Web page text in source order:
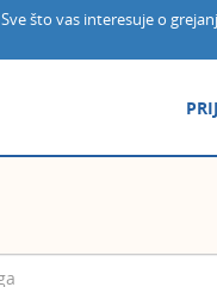
Sve što vas interesuje o